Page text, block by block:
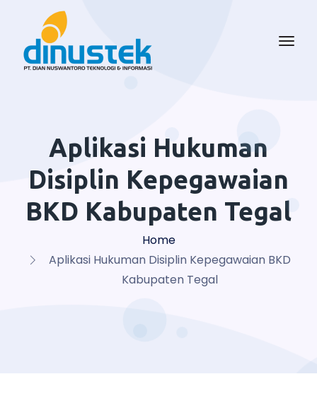
Aplikasi Hukuman
Disiplin Kepegawaian
BKD Kabupaten Tegal
Home
Aplikasi Hukuman Disiplin Kepegawaian BKD
Kabupaten Tegal